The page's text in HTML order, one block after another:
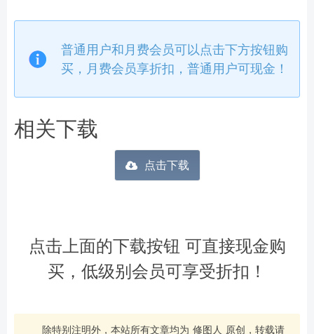
普通用户和月费会员可以点击下方按钮购
买，月费会员享折扣，普通用户可现金！
相关下载
点击下载
点击上面的下载按钮 可直接现金购
买，低级别会员可享受折扣！
除特别注明外，本站所有文章均为 修图人 原创，转载请